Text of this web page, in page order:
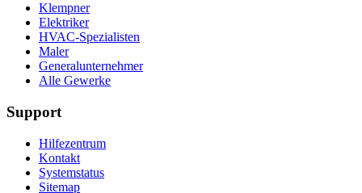
Klempner
Elektriker
HVAC-Spezialisten
Maler
Generalunternehmer
Alle Gewerke
Support
Hilfezentrum
Kontakt
Systemstatus
Sitemap